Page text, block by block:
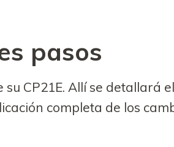
pasos
CP21E. Allí se detallará
completa de los